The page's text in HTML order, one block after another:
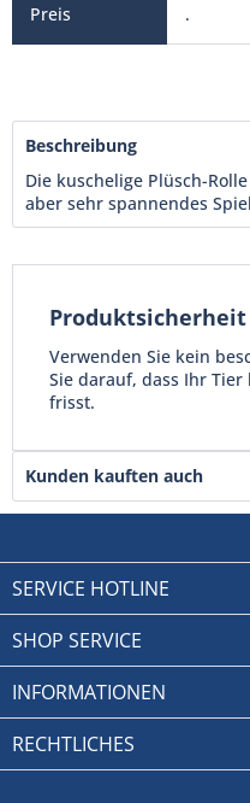
.
Beschreibung
Die kuschelige Plüsch-
aber sehr spannendes
Produktsicherheit
Verwenden Sie kein
Sie darauf, dass Ihr
frisst.
Kunden kauften auch
SERVICE HOTLINE
SHOP SERVICE
INFORMATIONEN
RECHTLICHES